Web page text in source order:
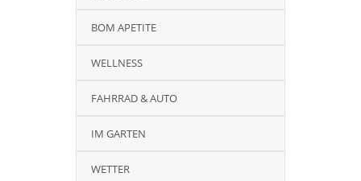
BOM APETITE
WELLNESS
FAHRRAD & AUTO
IM GARTEN
WETTER